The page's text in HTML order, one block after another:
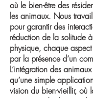
où le bien-être des
les animaux. Nous
pour garantir des
réduction de la solitude
physique, chaque
par la présence d’un
L’intégration des
qu’une simple
vision du bien-vieillir, où